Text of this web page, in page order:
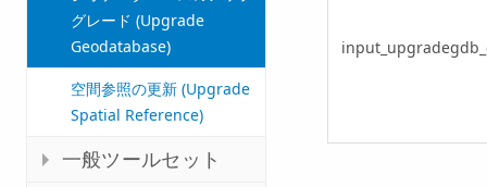
グレード (Upgrade
Geodatabase)
空間参照の更新 (Upgrade
Spatial Reference)
一般ツールセット